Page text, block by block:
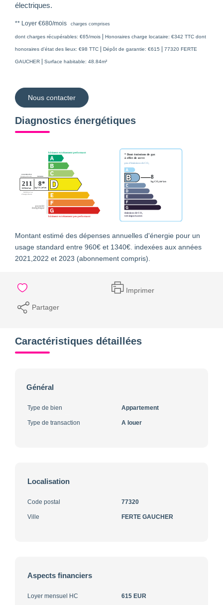
électriques.
** Loyer €680/mois charges comprises
dont charges récupérables: €65/mois | Honoraires charge locataire: €342 TTC dont
honoraires d'état des lieux: €98 TTC | Dépôt de garantie: €615 | 77320 FERTE
GAUCHER | Surface habitable: 48.84m²
Nous contacter
Diagnostics énergétiques
Montant estimé des dépenses annuelles d'énergie pour un
usage standard entre 960€ et 1340€. indexées aux années
2021,2022 et 2023 (abonnement compris).
Imprimer
Partager
Caractéristiques détaillées
Général
Type de bien Appartement
Type de transaction A louer
Localisation
Code postal 77320
Ville FERTE GAUCHER
Aspects financiers
Loyer mensuel HC 615 EUR